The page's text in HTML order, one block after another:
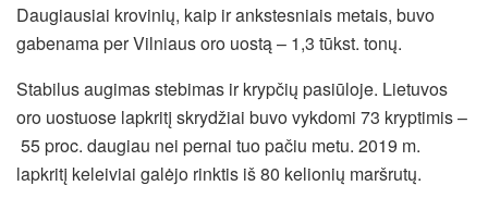
Daugiausiai krovinių, kaip ir ankstesniais metais, buvo
gabenama per Vilniaus oro uostą – 1,3 tūkst. tonų.
Stabilus augimas stebimas ir krypčių pasiūloje. Lietuvos
oro uostuose lapkritį skrydžiai buvo vykdomi 73 kryptimis –
55 proc. daugiau nei pernai tuo pačiu metu. 2019 m.
lapkritį keleiviai galėjo rinktis iš 80 kelionių maršrutų.